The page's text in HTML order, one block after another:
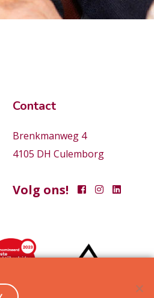
Contact
Brenkmanweg 4
4105 DH Culemborg
Volg ons!